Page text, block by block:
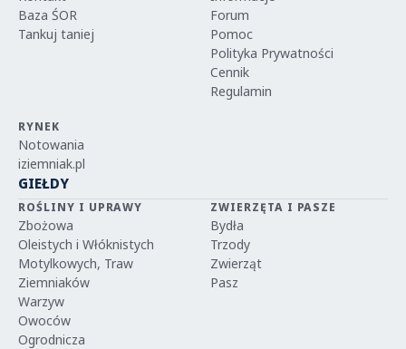
Baza ŚOR
Tankuj taniej
Forum
Pomoc
Polityka Prywatności
Cennik
Regulamin
RYNEK
Notowania
iziemniak.pl
GIEŁDY
ROŚLINY I UPRAWY
Zbożowa
Oleistych i Włóknistych
Motylkowych, Traw
Ziemniaków
Warzyw
Owoców
Ogrodnicza
ZWIERZĘTA I PASZE
Bydła
Trzody
Zwierząt
Pasz